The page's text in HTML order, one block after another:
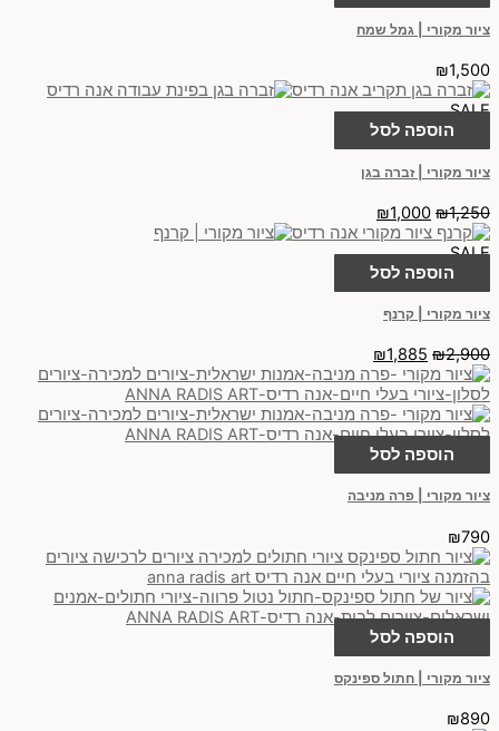
ציור מקורי | גמל שמח
₪1,500
SALE
הוספה לסל
ציור מקורי | זברה בגן
₪1,250
₪1,000
SALE
הוספה לסל
ציור מקורי | קרנף
₪2,900
₪1,885
הוספה לסל
ציור מקורי | פרה מניבה
₪790
הוספה לסל
ציור מקורי | חתול ספינקס
₪890